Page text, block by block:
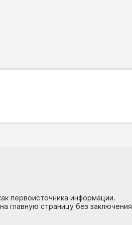
первоисточника информации.
главную страницу без заключения